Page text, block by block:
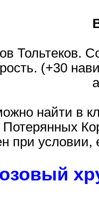
Тольтеков.
(+30
найти в
Потерянных
при